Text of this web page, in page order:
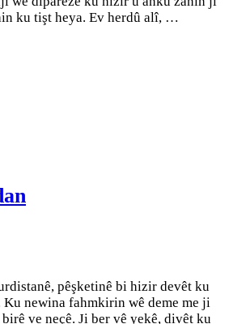
ku tişt heya. Ev herdû alî, …
pêşketinê bi hizir devêt ku
newina fahmkirin wê deme me ji
ve neçê. Ji ber vê yekê, divêt ku